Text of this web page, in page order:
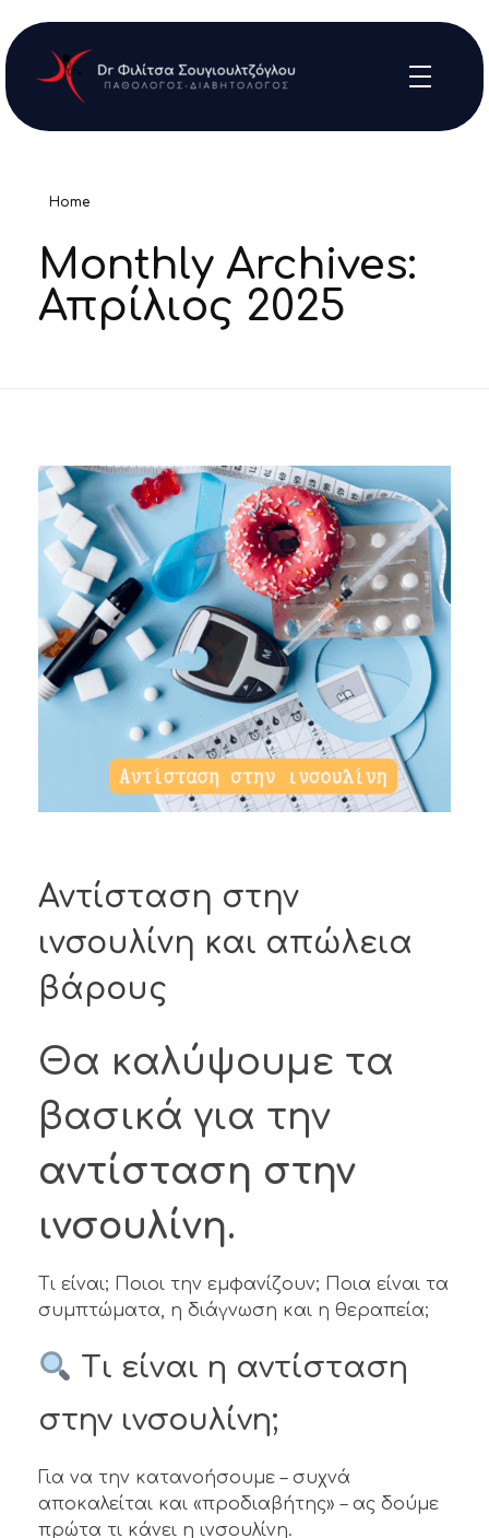
Home
Monthly Archives:
Απρίλιος 2025
Αντίσταση στην
ινσουλίνη και απώλεια
βάρους
Θα καλύψουμε τα
βασικά για την
αντίσταση στην
ινσουλίνη.
Τι είναι; Ποιοι την εμφανίζουν; Ποια είναι τα
συμπτώματα, η διάγνωση και η θεραπεία;
Τι είναι η αντίσταση
στην ινσουλίνη;
Για να την κατανοήσουμε – συχνά
αποκαλείται και «προδιαβήτης» – ας δούμε
πρώτα τι κάνει η ινσουλίνη.